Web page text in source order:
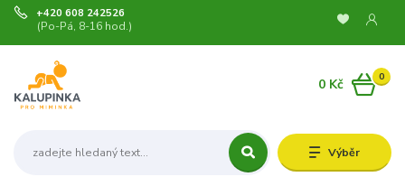
Výběr
+420 608 242526
(Po-Pá, 8-16 hod.)
0
0 Kč